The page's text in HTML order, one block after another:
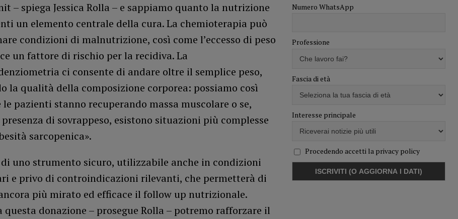
– spiega Jessica Rolla – e sappiamo quanto la nutrizione
un elemento centrale della cura. La chemioterapia può
condizioni di malnutrizione, così come l’eccesso di peso
un fattore di rischio per la recidiva. La
ci consente di andare oltre il semplice peso,
la qualità della composizione corporea: possiamo così
le pazienti stanno recuperando massa muscolare o se,
di sovrappeso, esistono situazioni più complesse
sarcopenica».
uno strumento sicuro, utilizzabile anche in condizioni
e privo di controindicazioni rilevanti, che permetterà di
più mirato ed efficace il follow up nutrizionale.
questa donazione – prosegue Rolla – potremo rafforzare il
Numero WhatsApp
Professione
Fascia di età
Interesse principale
Procedendo accetti la privacy policy